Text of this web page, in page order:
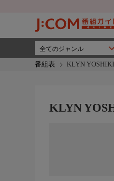
番組表 KLYN
KLYN